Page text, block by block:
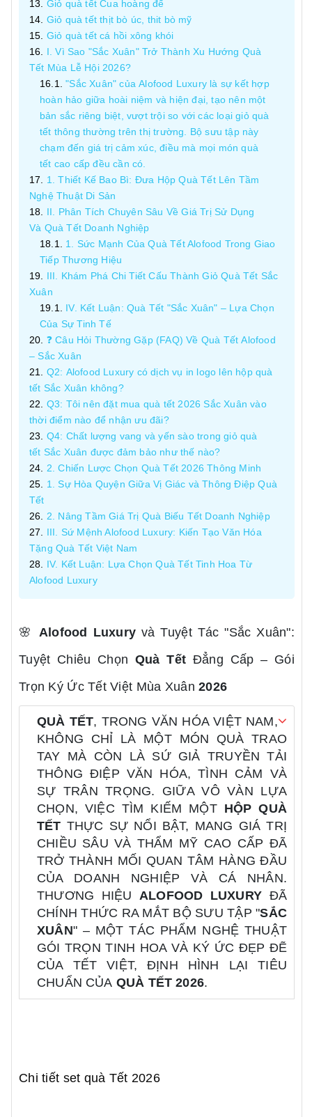
Giỏ quà tết Cua hoàng đế
Giỏ quà tết thịt bò úc, thit bò mỹ
Giỏ quà tết cá hồi xông khói
I. Vì Sao "Sắc Xuân" Trở Thành Xu Hướng Quà
Tết Mùa Lễ Hội 2026?
"Sắc Xuân" của Alofood Luxury là sự kết hợp
hoàn hảo giữa hoài niệm và hiện đại, tạo nên một
bản sắc riêng biệt, vượt trội so với các loại giỏ quà
tết thông thường trên thị trường. Bộ sưu tập này
chạm đến giá trị cảm xúc, điều mà mọi món quà
tết cao cấp đều cần có.
1. Thiết Kế Bao Bì: Đưa Hộp Quà Tết Lên Tầm
Nghệ Thuật Di Sản
II. Phân Tích Chuyên Sâu Về Giá Trị Sử Dụng
Và Quà Tết Doanh Nghiệp
1. Sức Mạnh Của Quà Tết Alofood Trong Giao
Tiếp Thương Hiệu
III. Khám Phá Chi Tiết Cấu Thành Giỏ Quà Tết Sắc
Xuân
IV. Kết Luận: Quà Tết "Sắc Xuân" – Lựa Chọn
Của Sự Tinh Tế
❓ Câu Hỏi Thường Gặp (FAQ) Về Quà Tết Alofood
– Sắc Xuân
Q2: Alofood Luxury có dịch vụ in logo lên hộp quà
tết Sắc Xuân không?
Q3: Tôi nên đặt mua quà tết 2026 Sắc Xuân vào
thời điểm nào để nhận ưu đãi?
Q4: Chất lượng vang và yến sào trong giỏ quà
tết Sắc Xuân được đảm bảo như thế nào?
2. Chiến Lược Chọn Quà Tết 2026 Thông Minh
1. Sự Hòa Quyện Giữa Vị Giác và Thông Điệp Quà
Tết
2. Nâng Tầm Giá Trị Quà Biếu Tết Doanh Nghiệp
III. Sứ Mệnh Alofood Luxury: Kiến Tạo Văn Hóa
Tặng Quà Tết Việt Nam
IV. Kết Luận: Lựa Chọn Quà Tết Tinh Hoa Từ
Alofood Luxury
🌸 Alofood Luxury và Tuyệt Tác "Sắc Xuân":
Tuyệt Chiêu Chọn Quà Tết Đẳng Cấp – Gói
Trọn Ký Ức Tết Việt Mùa Xuân2026
QUÀ TẾT, TRONG VĂN HÓA VIỆT NAM,
KHÔNG CHỈ LÀ MỘT MÓN QUÀ TRAO
TAY MÀ CÒN LÀ SỨ GIẢ TRUYỀN TẢI
THÔNG ĐIỆP VĂN HÓA, TÌNH CẢM VÀ
SỰ TRÂN TRỌNG. GIỮA VÔ VÀN LỰA
CHỌN, VIỆC TÌM KIẾM MỘT HỘP QUÀ
TẾT THỰC SỰ NỔI BẬT, MANG GIÁ TRỊ
CHIỀU SÂU VÀ THẨM MỸ CAO CẤP ĐÃ
TRỞ THÀNH MỐI QUAN TÂM HÀNG ĐẦU
CỦA DOANH NGHIỆP VÀ CÁ NHÂN.
THƯƠNG HIỆUALOFOOD LUXURY ĐÃ
CHÍNH THỨC RA MẮT BỘ SƯU TẬP "SẮC
XUÂN" – MỘT TÁC PHẨM NGHỆ THUẬT
GÓI TRỌN TINH HOA VÀ KÝ ỨC ĐẸP ĐẼ
CỦA TẾT VIỆT, ĐỊNH HÌNH LẠI TIÊU
CHUẨN CỦA QUÀ TẾT 2026.
Chi tiết set quà Tết 2026